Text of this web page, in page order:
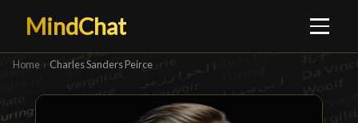
MindChat
Home › Charles Sanders Peirce